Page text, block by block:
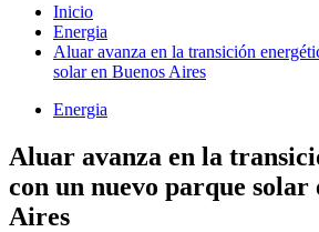
Saltar
contenido
Inicio
Energia
Aluar avanza en la transición
solar en Buenos Aires
Energia
Aluar avanza en la
con un nuevo parque solar
Aires